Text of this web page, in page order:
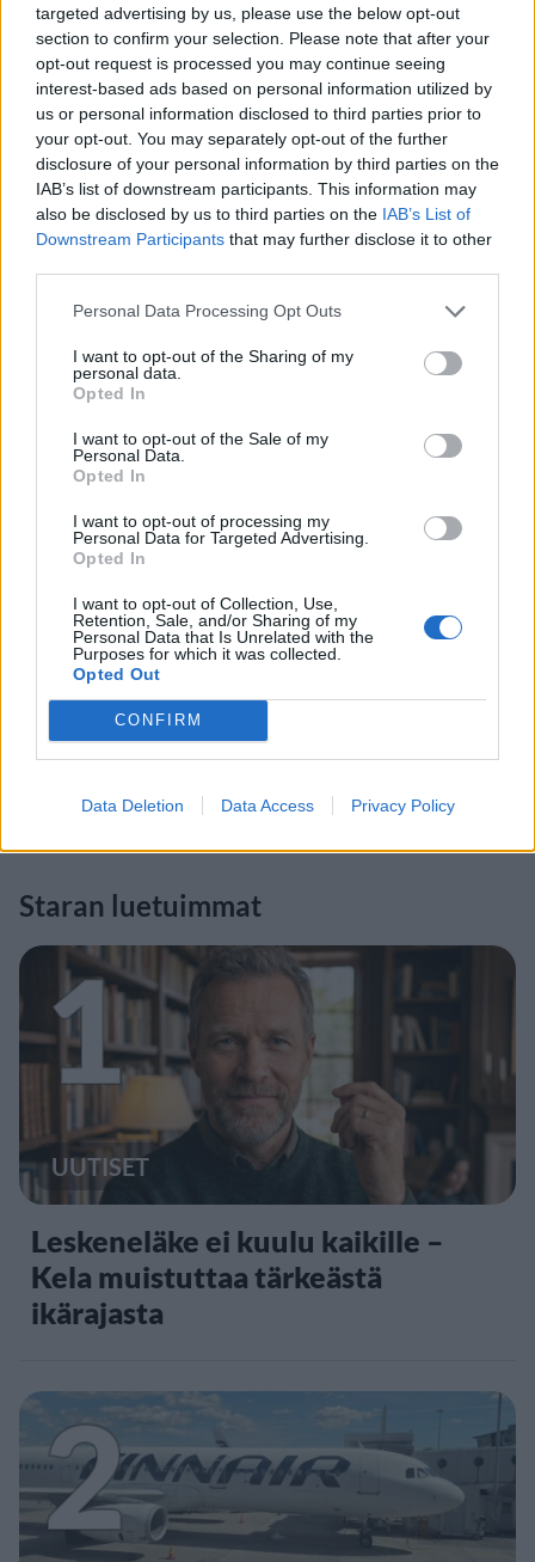
targeted advertising by us, please use the below opt-out
section to confirm your selection. Please note that after your
opt-out request is processed you may continue seeing
interest-based ads based on personal information utilized by
us or personal information disclosed to third parties prior to
your opt-out. You may separately opt-out of the further
disclosure of your personal information by third parties on the
IAB’s list of downstream participants. This information may
also be disclosed by us to third parties on the IAB’s List of
Downstream Participants that may further disclose it to other
Personal Data Processing Opt Outs
I want to opt-out of the Sharing of my
personal data.
Opted In
I want to opt-out of the Sale of my
Personal Data.
Opted In
I want to opt-out of processing my
Personal Data for Targeted Advertising.
Opted In
I want to opt-out of Collection, Use,
Retention, Sale, and/or Sharing of my
Personal Data that Is Unrelated with the
Purposes for which it was collected.
Opted Out
CONFIRM
Data Deletion Data Access Privacy Policy
Ilmoita virheestä· Tietoa meistä ·Toimitusperiaatteet
Staran luetuimmat
1
UUTISET
Leskeneläke ei kuulu kaikille –
Kela muistuttaa tärkeästä
ikärajasta
2